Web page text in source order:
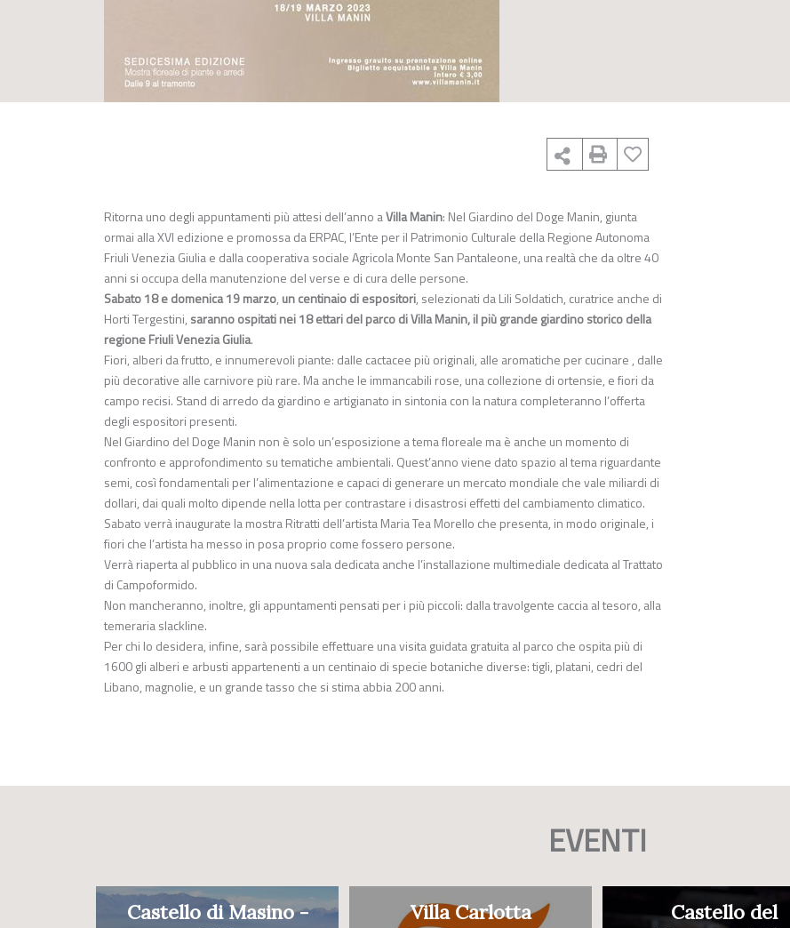
Ritorna uno degli appuntamenti più attesi dell’anno aVilla Manin: Nel Giardino del Doge Manin, giunta
ormai alla XVI edizione e promossa da ERPAC, l’Ente per il Patrimonio Culturale della Regione Autonoma
Friuli Venezia Giulia e dalla cooperativa sociale Agricola Monte San Pantaleone, una realtà che da oltre 40
anni si occupa della manutenzione del verse e di cura delle persone.
Sabato 18 e domenica 19 marzo, un centinaio di espositori, selezionati da Lili Soldatich, curatrice anche di
Horti Tergestini, saranno ospitati nei 18 ettari del parco di Villa Manin, il più grande giardino storico della
regione Friuli Venezia Giulia.
Fiori, alberi da frutto, e innumerevoli piante: dalle cactacee più originali, alle aromatiche per cucinare , dalle
più decorative alle carnivore più rare. Ma anche le immancabili rose, una collezione di ortensie, e fiori da
campo recisi. Stand di arredo da giardino e artigianato in sintonia con la natura completeranno l’offerta
degli espositori presenti.
Nel Giardino del Doge Manin non è solo un’esposizione a tema floreale ma è anche un momento di
confronto e approfondimento su tematiche ambientali. Quest’anno viene dato spazio al tema riguardante
semi, così fondamentali per l’alimentazione e capaci di generare un mercato mondiale che vale miliardi di
dollari, dai quali molto dipende nella lotta per contrastare i disastrosi effetti del cambiamento climatico.
Sabato verrà inaugurate la mostra Ritratti dell’artista Maria Tea Morello che presenta, in modo originale, i
fiori che l’artista ha messo in posa proprio come fossero persone.
Verrà riaperta al pubblico in una nuova sala dedicata anche l’installazione multimediale dedicata al Trattato
di Campoformido.
Non mancheranno, inoltre, gli appuntamenti pensati per i più piccoli: dalla travolgente caccia al tesoro, alla
temeraria slackline.
Per chi lo desidera, infine, sarà possibile effettuare una visita guidata gratuita al parco che ospita più di
1600 gli alberi e arbusti appartenenti a un centinaio di specie botaniche diverse: tigli, platani, cedri del
Libano, magnolie, e un grande tasso che si stima abbia 200 anni.
EVENTI
Castello di Masino -
Villa Carlotta
Castello del